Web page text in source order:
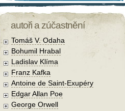
autoři a zúčastnění
Tomáš V. Odaha
Bohumil Hrabal
Ladislav Klíma
Franz Kafka
Antoine de Saint-Exupéry
Edgar Allan Poe
George Orwell